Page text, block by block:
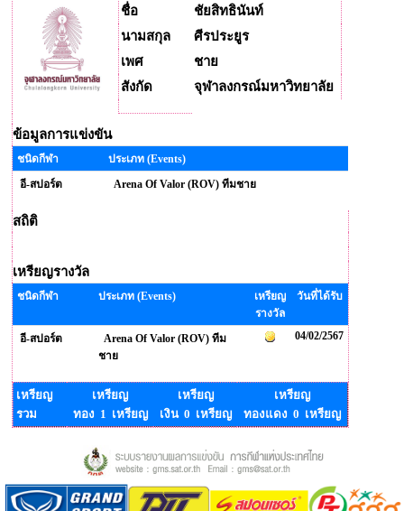
ชื่อ
ชัยสิทธินันท์
นามสกุล
ศีรประยูร
เพศ
ชาย
สังกัด
จุฬาลงกรณ์มหาวิทยาลัย
ข้อมูลการแข่งขัน
ชนิดกีฬา
ประเภท (Events)
อี-สปอร์ต
Arena Of Valor (ROV) ทีมชาย
สถิติ
เหรียญรางวัล
ชนิดกีฬา ประเภท (Events)
เหรียญ
รางวัล
วันที่ได้รับ
อี-สปอร์ต
Arena Of Valor (ROV) ทีม
ชาย
04/02/2567
เหรียญ
รวม
เหรียญ
ทอง 1 เหรียญ
เหรียญ
เงิน 0 เหรียญ
เหรียญ
ทองแดง 0 เหรียญ